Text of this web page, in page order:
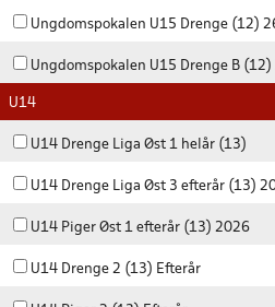
Ungdomspokalen U15 Drenge (12)
Ungdomspokalen U15 Drenge B
U14
U14 Drenge Liga Øst 1 helår (13)
U14 Drenge Liga Øst 3 efterår (13)
U14 Piger Øst 1 efterår (13) 2026
U14 Drenge 2 (13) Efterår